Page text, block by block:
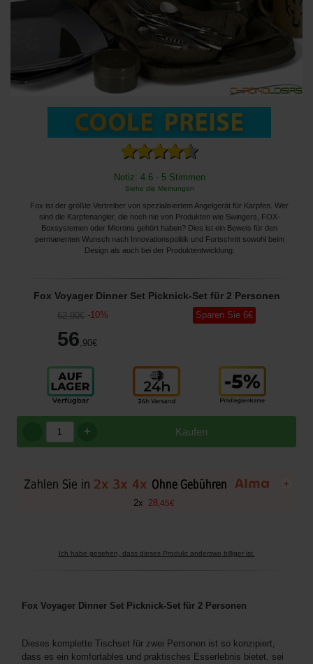
Notiz: 4.6 - 5 Stimmen
Siehe die Meinungen
Fox ist der größte Vertreiber von spezialisiertem Angelgerät für Karpfen. Wer
sind die Karpfenangler, die noch nie von Produkten wie Swingers, FOX-
Boxsystemen oder Microns gehört haben? Dies ist ein Beweis für den
permanenten Wunsch nach Innovationspolitik und Fortschritt sowohl beim
Design als auch bei der Produktentwicklung.
Fox Voyager Dinner Set Picknick-Set für 2 Personen
62,90€ -10%
56 ,90€
Sparen Sie 6€
Kaufen
+
+
2x 28 45€
Ich habe gesehen, dass dieses Produkt anderswo billiger ist.
Fox Voyager Dinner Set Picknick-Set für 2 Personen
Dieses komplette Tischset für zwei Personen ist so konzipiert,
dass es ein komfortables und praktisches Esserlebnis bietet, sei